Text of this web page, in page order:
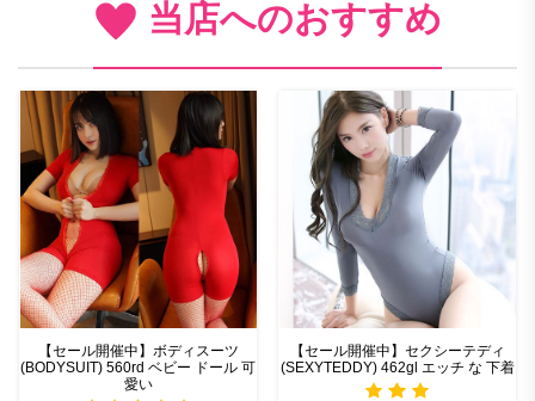
当店へのおすすめ
【セール開催中】ボディスーツ
(BODYSUIT) 560rd ベビー ドール 可
愛い
【セール開催中】セクシーテディ
(SEXYTEDDY) 462gl エッチ な 下着